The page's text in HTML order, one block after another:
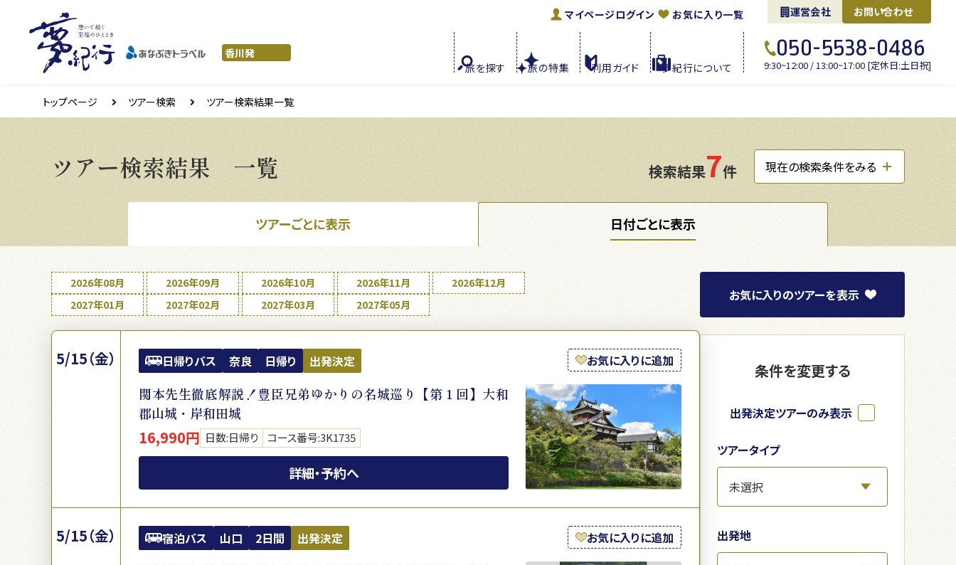
マイページログイン お気に入り一覧 運営会社 お問い合わせ
旅を探す 旅の特集 利用ガイド 夢紀行について
050-5538-0486
9:30~12:00 / 13:00~17:00 [定休日:土日祝]
トップページ ツアー検索 ツアー検索結果一覧
ツアー検索結果 一覧 検索結果7件 現在の検索条件をみる
ツアーごとに表示 日付ごとに表示
2026年08月 2026年09月 2026年10月 2026年11月
2026年12月
2027年01月
2027年02月 2027年03月 2027年05月
5/15（金） 日帰りバス 奈良 日帰り 出発決定 お気に入りに追加
関本先生徹底解説！豊臣兄弟ゆかりの名城巡り【第１回】大和
郡山城・岸和田城
16,990円 日数:日帰り コース番号:3K1735
詳細・予約へ
5/15（金） 宿泊バス 山口 2日間 出発決定 お気に入りに追加
お気に入りのツアーを表示
条件を変更する
出発決定ツアーのみ表示
ツアータイプ
出発地